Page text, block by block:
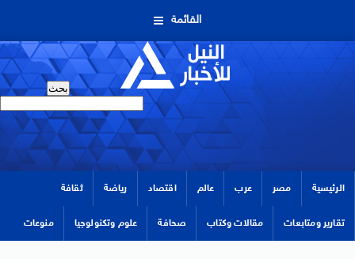
القائمة
الرئيسية مصر عرب عالم اقتصاد رياضة ثقافة
تقارير ومتابعات مقالات وكتاب صحافة علوم وتكنولوجيا منوعات